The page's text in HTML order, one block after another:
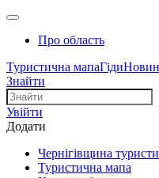
Про область
Туристична мапаГіди
Знайти
Увійти
Додати
Чернігівщина
Туристична мапа